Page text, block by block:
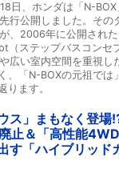
日、ホンダは「N-
行公開しました。その
、2006年に公開され
（ステップバスコンセ
広い室内空間を重視し
、「N-BOXの元祖では
ります。
ス」まもなく登場
止＆「高性能
す「ハイブリッド